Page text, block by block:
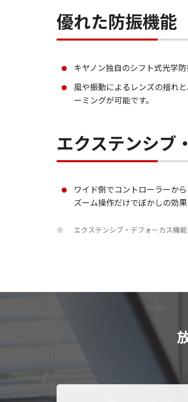
優れた防振機能
キヤノン独自のシフト式光学
風や振動によるレンズの揺れ
ーミングが可能です。
エクステンシブ
ワイド側でコントローラーか
ズーム操作だけでぼかしの効
※ エクステンシブ・デフォーカス機